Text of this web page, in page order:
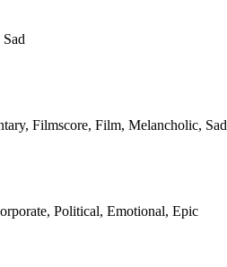
Filmscore, Film, Melancholic, Sad
Political, Emotional, Epic